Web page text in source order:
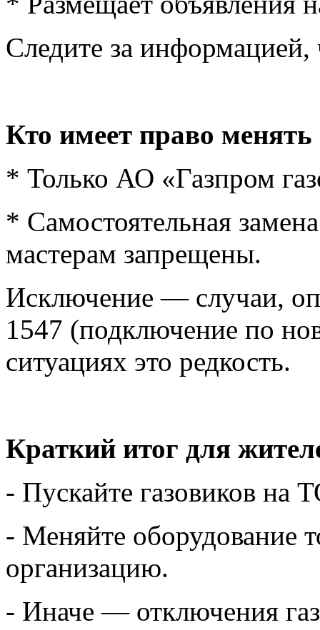
Следите за информацией,
Кто имеет право менять
* Только АО «Газпром
* Самостоятельная
мастерам запрещены.
Исключение — случаи,
1547 (подключение по
ситуациях это редкость.
Краткий итог для
- Пускайте газовиков на
- Меняйте оборудование
организацию.
- Иначе — отключения